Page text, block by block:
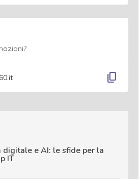
content_copy
digitale e AI: le sfide per la
IT